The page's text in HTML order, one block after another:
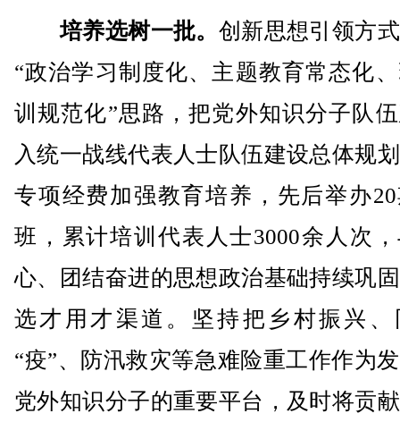
培养选树一批。 创新思想引领方
“政治学习制度化、主题教育常态化
训规范化”思路，把党外知识分子队
入统一战线代表人士队伍建设总体规
专项经费加强教育培养，先后举办
班，累计培训代表人士3000余人次
心、团结奋进的思想政治基础持续巩
选才用才渠道。坚持把乡村振兴、
“疫”、防汛救灾等急难险重工作作为
党外知识分子的重要平台，及时将贡